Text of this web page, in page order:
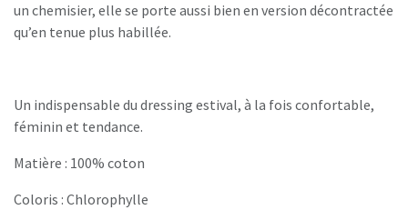
un chemisier, elle se porte aussi bien en version décontractée
qu’en tenue plus habillée.
Un indispensable du dressing estival, à la fois confortable,
féminin et tendance.
Matière : 100% coton
Coloris : Chlorophylle